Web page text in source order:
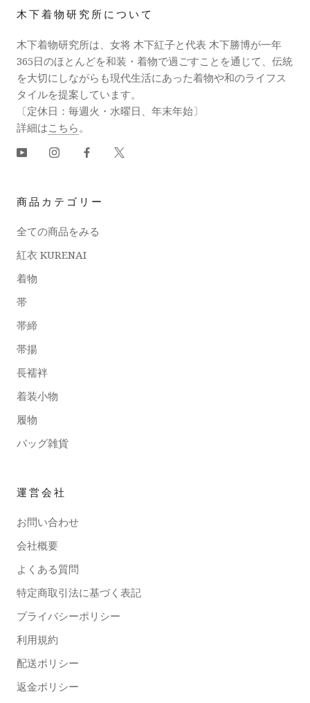
木下着物研究所について
木下着物研究所は、女将 木下紅子と代表 木下勝博が一年
365日のほとんどを和装・着物で過ごすことを通じて、伝統
を大切にしながらも現代生活にあった着物や和のライフス
タイルを提案しています。
〔定休日：毎週火・水曜日、年末年始〕
詳細はこちら 。
商品カテゴリー
全ての商品をみる
紅衣 KURENAI
着物
帯
帯締
帯揚
長襦袢
着装小物
履物
バッグ雑貨
運営会社
お問い合わせ
会社概要
よくある質問
特定商取引法に基づく表記
プライバシーポリシー
利用規約
配送ポリシー
返金ポリシー